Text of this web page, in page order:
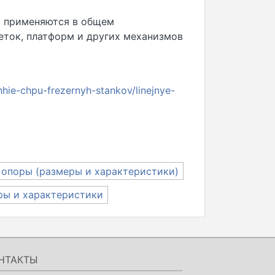
применяются в общем
платформ и других механизмов
chpu-frezernyh-stankov/linejnye-
(размеры и характеристики)
и характеристики